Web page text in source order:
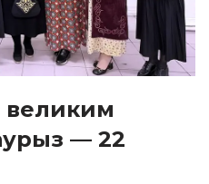
великим
— 22